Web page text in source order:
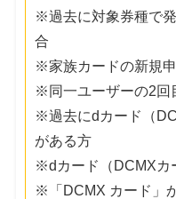
※過去に対象券種で
合
※家族カードの新規
※同一ユーザーの2回
※過去にdカード（
がある方
※dカード（DCMXカ
※「DCMX カード」